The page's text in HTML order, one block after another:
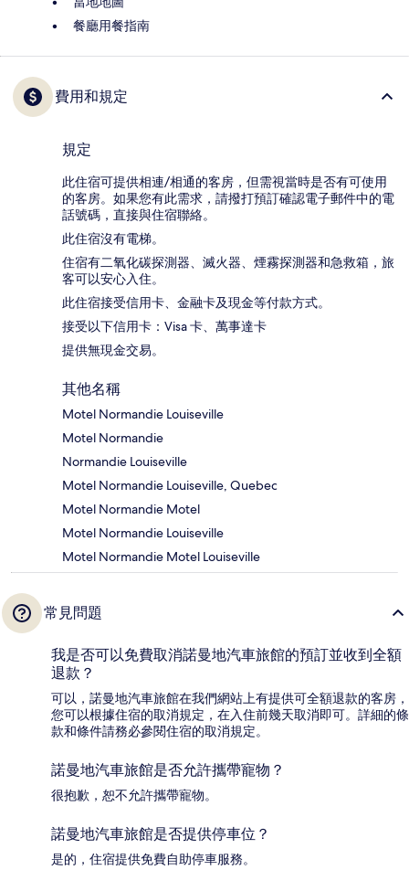
餐廳用餐指南
費用和規定
規定
此住宿可提供相連/相通的客房，但需視當時是否有可使用
的客房。如果您有此需求，請撥打預訂確認電子郵件中的電
話號碼，直接與住宿聯絡。
此住宿沒有電梯。
住宿有二氧化碳探測器、滅火器、煙霧探測器和急救箱，旅
客可以安心入住。
此住宿接受信用卡、金融卡及現金等付款方式。
接受以下信用卡：Visa 卡、萬事達卡
提供無現金交易。
其他名稱
Motel Normandie Louiseville
Motel Normandie
Normandie Louiseville
Motel Normandie Louiseville, Quebec
Motel Normandie Motel
Motel Normandie Louiseville
Motel Normandie Motel Louiseville
常見問題
我是否可以免費取消諾曼地汽車旅館的預訂並收到全額
退款？
可以，諾曼地汽車旅館在我們網站上有提供可全額退款的客房，
您可以根據住宿的取消規定，在入住前幾天取消即可。詳細的條
款和條件請務必參閱住宿的取消規定。
諾曼地汽車旅館是否允許攜帶寵物？
很抱歉，恕不允許攜帶寵物。
諾曼地汽車旅館是否提供停車位？
是的，住宿提供免費自助停車服務。